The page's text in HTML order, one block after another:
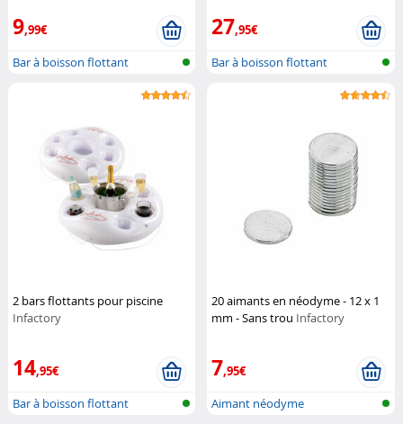
9,99€
Bar à boisson flottant
27,95€
Bar à boisson flottant
2 bars flottants pour piscine
Infactory
14,95€
Bar à boisson flottant
20 aimants en néodyme - 12 x 1
mm - Sans trou Infactory
7,95€
Aimant néodyme